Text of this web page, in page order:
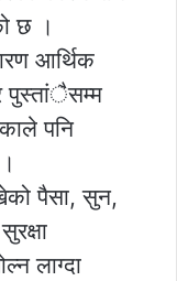
छ ।
आर्थिक
पुस्तांैसम्म
पनि
पैसा, सुन,
लाग्दा